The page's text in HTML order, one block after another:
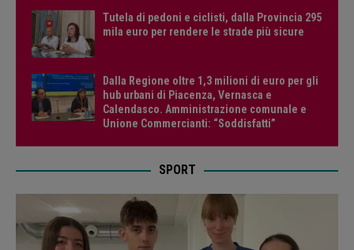
Tutela di pedoni e ciclisti, dalla Provincia 295
mila euro per rendere le strade più sicure
Dalla Regione oltre 1,3 milioni di euro per gli
hub urbani di Piacenza, Vernasca e
Calendasco. Amministrazione comunale e
Unione Commercianti: “Soddisfatti”
SPORT